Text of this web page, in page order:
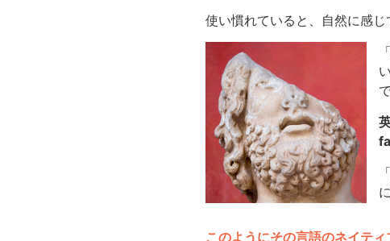
使い慣れていると、自然に感
このようにその言語のネイテ